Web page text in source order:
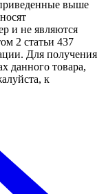
выше
и не являются
2 статьи 437
Для получения
данного товара,
к